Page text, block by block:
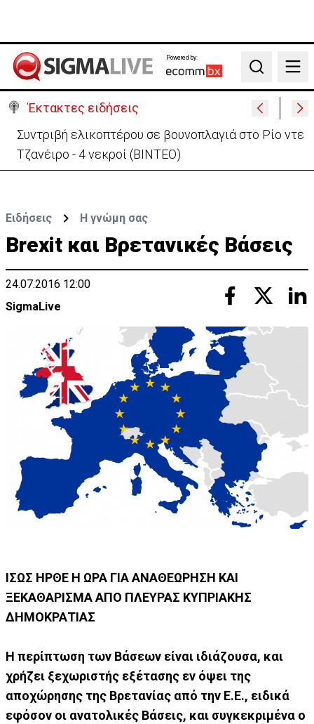
Powered by:
Search
Έκτακτες ειδήσεις
Στις φλόγες όχημα δίπλα σε χωράφι στη Λάρνακα -
Πρόλαβαν τα χειρότερα
Ειδήσεις H γνώμη σας
Brexit και Βρετανικές Βάσεις
24.07.2016 12:00
SigmaLive
ΙΣΩΣ ΗΡΘΕ Η ΩΡΑ ΓΙΑ ΑΝΑΘΕΩΡΗΣΗ ΚΑΙ
ΞΕΚΑΘΑΡΙΣΜΑ ΑΠΟ ΠΛΕΥΡΑΣ ΚΥΠΡΙΑΚΗΣ
ΔΗΜΟΚΡΑΤΙΑΣ
Η περίπτωση των Βάσεων είναι ιδιάζουσα, και
χρήζει ξεχωριστής εξέτασης εν όψει της
αποχώρησης της Βρετανίας από την Ε.Ε., ειδικά
εφόσον οι ανατολικές Βάσεις, και συγκεκριμένα ο